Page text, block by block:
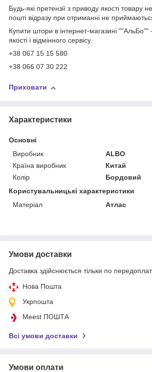
Будь-які претензії з приводу якості товару
пошті відразу при отриманні не
Купити штори в інтернет-магазині ""АльБо""
якості і відмінного сервісу.
+38 067 15 15 580
+38 066 07 30 222
Приховати
Характеристики
Основні
Виробник
ALBO
Країна виробник
Китай
Колір
Бордовий
Користувальницькі характеристики
Матеріал
Атлас
Умови доставки
Доставка здійснюється тільки по
Нова Пошта
Укрпошта
Meest ПОШТА
Всі умови доставки
Умови оплати